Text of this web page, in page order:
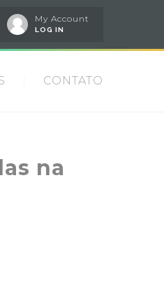
My Account
LOG IN
CONTATO
na